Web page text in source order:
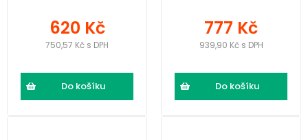
620 Kč
750,57 Kč s DPH
Do košíku
777 Kč
939,90 Kč s DPH
Do košíku